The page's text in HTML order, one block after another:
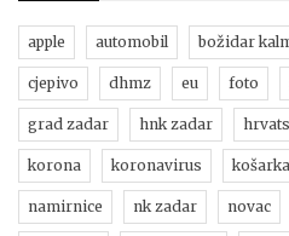
apple automobil božidar
cjepivo dhmz eu foto
grad zadar hnk zadar
korona koronavirus košarka
namirnice nk zadar novac